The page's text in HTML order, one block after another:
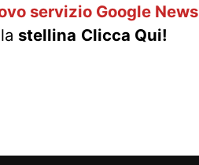
servizio Google News
stellina Clicca Qui!